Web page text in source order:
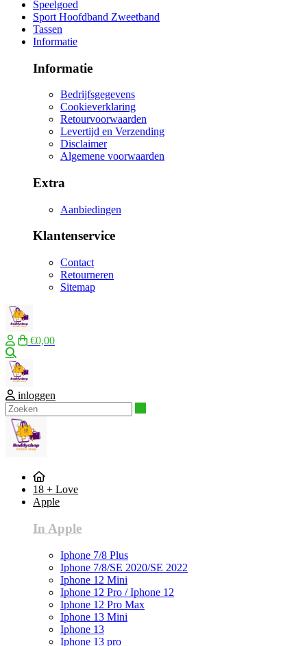
Speelgoed
Sport Hoofdband Zweetband
Tassen
Informatie
Informatie
Bedrijfsgegevens
Cookieverklaring
Retourvoorwaarden
Levertijd en Verzending
Disclaimer
Algemene voorwaarden
Extra
Aanbiedingen
Klantenservice
Contact
Retourneren
Sitemap
€0,00
inloggen
18 + Love
Apple
In Apple
Iphone 7/8 Plus
Iphone 7/8/SE 2020/SE 2022
Iphone 12 Mini
Iphone 12 Pro / Iphone 12
Iphone 12 Pro Max
Iphone 13 Mini
Iphone 13
Iphone 13 pro